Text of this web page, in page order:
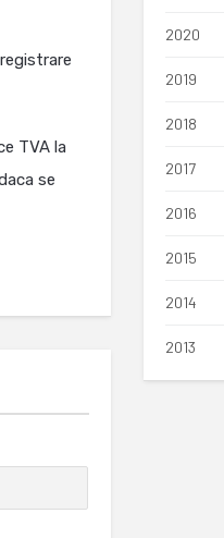
TVA la
se
2020
2019
2018
2017
2016
2015
2014
2013